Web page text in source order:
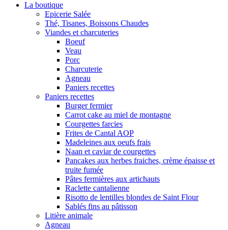
La boutique
Epicerie Salée
Thé, Tisanes, Boissons Chaudes
Viandes et charcuteries
Boeuf
Veau
Porc
Charcuterie
Agneau
Paniers recettes
Paniers recettes
Burger fermier
Carrot cake au miel de montagne
Courgettes farcies
Frites de Cantal AOP
Madeleines aux oeufs frais
Naan et caviar de courgettes
Pancakes aux herbes fraiches, crème épaisse et
truite fumée
Pâtes fermières aux artichauts
Raclette cantalienne
Risotto de lentilles blondes de Saint Flour
Sablés fins au pâtisson
Litière animale
Agneau